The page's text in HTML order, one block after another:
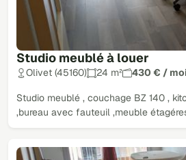
Studio meublé à louer
Olivet (45160) 24 m² 430 € /
Studio meublé , couchage BZ 140 ,
,bureau avec fauteuil ,meuble